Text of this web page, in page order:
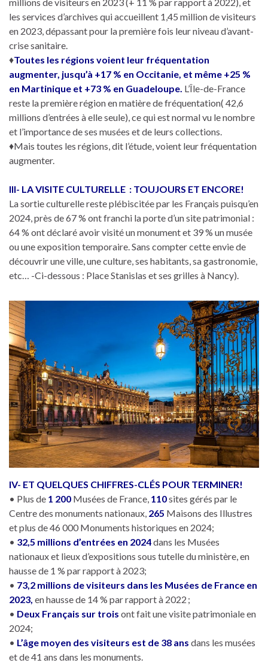
les services d’archives qui accueillent 1,45 million de visiteurs
en 2023, dépassant pour la première fois leur niveau d’avant-
crise sanitaire.
♦Toutes les régions voient leur fréquentation
augmenter, jusqu’à +17 % en Occitanie, et même +25 %
en Martinique et +73 % en Guadeloupe. L’Île-de-France
reste la première région en matière de fréquentation( 42,6
millions d’entrées à elle seule), ce qui est normal vu le nombre
et l’importance de ses musées et de leurs collections.
♦Mais toutes les régions, dit l’étude, voient leur fréquentation
augmenter.
III- LA VISITE CULTURELLE : TOUJOURS ET ENCORE!
La sortie culturelle reste plébiscitée par les Français puisqu’en
2024, près de 67 % ont franchi la porte d’un site patrimonial :
64 % ont déclaré avoir visité un monument et 39 % un musée
ou une exposition temporaire. Sans compter cette envie de
découvrir une ville, une culture, ses habitants, sa gastronomie,
etc… -Ci-dessous : Place Stanislas et ses grilles à Nancy).
IV- ET QUELQUES CHIFFRES-CLÉS POUR TERMINER!
• Plus de 1 200 Musées de France, 110sites gérés par le
Centre des monuments nationaux, 265 Maisons des Illustres
et plus de 46 000 Monuments historiques en 2024;
• 32,5 millions d’entrées en 2024dans les Musées
nationaux et lieux d’expositions sous tutelle du ministère, en
hausse de 1 % par rapport à 2023;
• 73,2 millions de visiteurs dans les Musées de France en
2023, en hausse de 14 % par rapport à 2022 ;
• Deux Français sur trois ont fait une visite patrimoniale en
2024;
• L’âge moyen des visiteurs est de 38 ans dans les musées
et de 41 ans dans les monuments.